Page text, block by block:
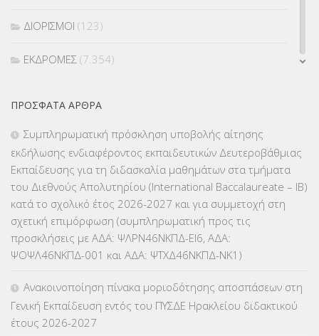
ΔΙΟΡΙΣΜΟΙ (123)
ΕΚΔΡΟΜΕΣ (7.354)
ΕΠΙΜΟΡΦΩΣΗ Τ.Π.Ε.(10)
ΕΥΡΩΠΑΪΚΑ ΠΡΟΓΡΑΜΜΑΤΑ(230)
ΚΕΣΥ (60)
ΚΕΣΥΠ(109)
ΚΠγ – ΚΡΑΤΙΚΟ ΠΙΣΤΟΠΟΙΗΤΙΚΟ ΓΛΩΣΣΟΜΑΘΕΙΑΣ(135)
ΚΠπ- ΚΡΑΤΙΚΟ ΠΙΣΤΟΠΟΙΗΤΙΚΟ ΠΛΗΡΟΦΟΡΙΚΗΣ
ΠΡΌΣΦΑΤΑ ΆΡΘΡΑ
Συμπληρωματική πρόσκληση υποβολής αίτησης
εκδήλωσης ενδιαφέροντος εκπαιδευτικών Δευτεροβάθμιας
Εκπαίδευσης για τη διδασκαλία μαθημάτων στα τμήματα
του Διεθνούς Απολυτηρίου (International Baccalaureate – IB)
κατά το σχολικό έτος 2026-2027 και για συμμετοχή στη
σχετική επιμόρφωση (συμπληρωματική προς τις
προσκλήσεις με ΑΔΑ: ΨΛΡΝ46ΝΚΠΔ-ΕΙ6, ΑΔΑ:
ΨΟΨΛ46ΝΚΠΔ-001 και ΑΔΑ: ΨΤΧΔ46ΝΚΠΔ-ΝΚ1)
Ανακοινοποίηση πίνακα μοριοδότησης αποσπάσεων στη
Γενική Εκπαίδευση εντός του ΠΥΣΔΕ Ηρακλείου διδακτικού
έτους 2026-2027